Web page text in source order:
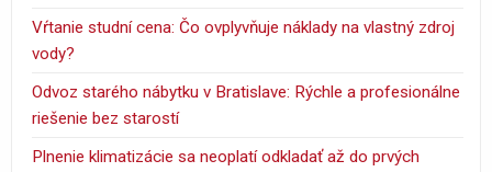
Vŕtanie studní cena: Čo ovplyvňuje náklady na vlastný zdroj
vody?
Odvoz starého nábytku v Bratislave: Rýchle a profesionálne
riešenie bez starostí
Plnenie klimatizácie sa neoplatí odkladať až do prvých